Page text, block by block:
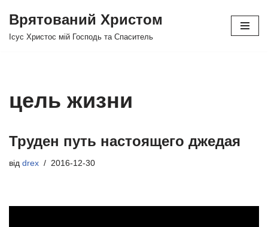
Перейти
Врятований Христом
Ісус Христос мій Господь та Спаситель
цель жизни
Труден путь настоящего джедая
від drex 2016-12-30